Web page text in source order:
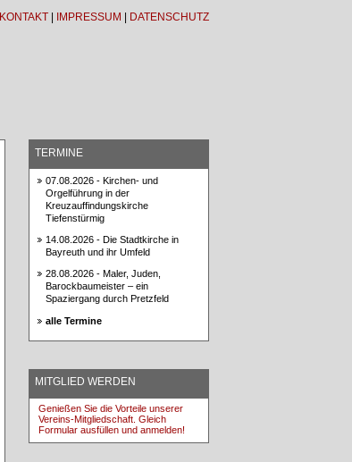
KONTAKT IMPRESSUM DATENSCHUTZ
TERMINE
07.08.2026 - Kirchen- und
Orgelführung in der
Kreuzauffindungskirche
Tiefenstürmig
14.08.2026 - Die Stadtkirche in
Bayreuth und ihr Umfeld
28.08.2026 - Maler, Juden,
Barockbaumeister – ein
Spaziergang durch Pretzfeld
alle Termine
MITGLIED WERDEN
Genießen Sie die Vorteile unserer
Vereins-Mitgliedschaft. Gleich
Formular ausfüllen und anmelden!